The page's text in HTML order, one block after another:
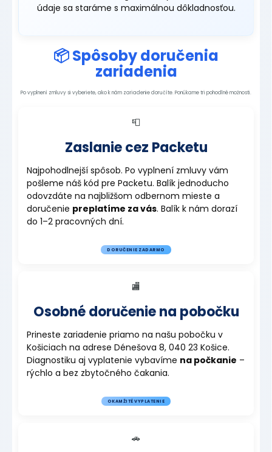
údaje sa staráme s maximálnou dôkladnosťou.
📦 Spôsoby doručenia
zariadenia
Po vyplnení zmluvy si vyberiete, ako k nám zariadenie doručíte. Ponúkame tri pohodlné možnosti.
📮
Zaslanie cez Packetu
Najpohodlnejší spôsob. Po vyplnení zmluvy vám
pošleme náš kód pre Packetu. Balík jednoducho
odovzdáte na najbližšom odbernom mieste a
doručenie preplatíme za vás. Balík k nám dorazí
do 1–2 pracovných dní.
DORUČENIE ZADARMO
🏬
Osobné doručenie na pobočku
Prineste zariadenie priamo na našu pobočku v
Košiciach na adrese Dénešova 8, 040 23 Košice.
Diagnostiku aj vyplatenie vybavíme na počkanie –
rýchlo a bez zbytočného čakania.
OKAMŽITÉ VYPLATENIE
🚗